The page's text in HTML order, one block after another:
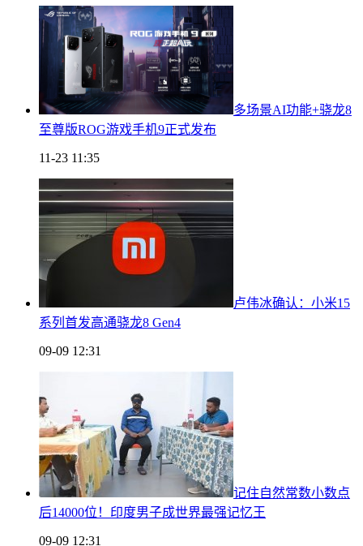
多场景AI功能+骁龙8
至尊版ROG游戏手机9正式发布
11-23 11:35
卢伟冰确认：小米15
系列首发高通骁龙8 Gen4
09-09 12:31
记住自然常数小数点
后14000位！印度男子成世界最强记忆王
09-09 12:31